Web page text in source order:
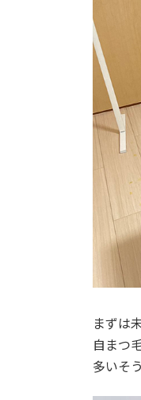
まずは
自まつ
多いそ